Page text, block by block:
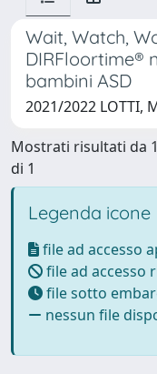
Wait, Watch,
DIRFloortime®
bambini ASD
2021/2022 LOTTI,
Mostrati risultati da
di 1
Legenda icone
file ad accesso
file ad accesso
file sotto
nessun file